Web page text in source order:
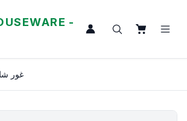
-
غور